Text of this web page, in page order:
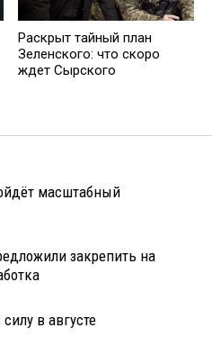
Раскрыт тайный план
Зеленского: что скоро
ждет Сырского
масштабный
закрепить на
в августе